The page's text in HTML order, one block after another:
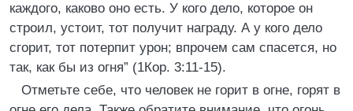
каждого, каково оно есть. У кого дело, которое он
строил, устоит, тот получит награду. А у кого дело
сгорит, тот потерпит урон; впрочем сам спасется, но
так, как бы из огня” (1Кор. 3:11-15).
Отметьте себе, что человек не горит в огне, горят в